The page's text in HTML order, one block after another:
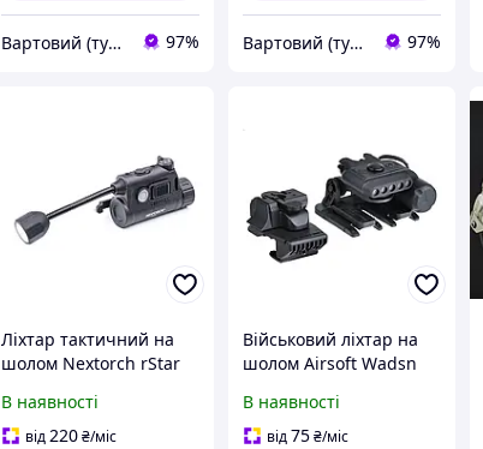
Вартовий (туризм, полювання та кемпінг) 97% Вартовий (туризм, полювання та кемпінг) 97%
Ліхтар тактичний на
шолом Nextorch rStar
В наявності
від220₴/міс
Військовий ліхтар на
шолом Airsoft Wadsn
(Чорний)
В наявності
від75₴/міс